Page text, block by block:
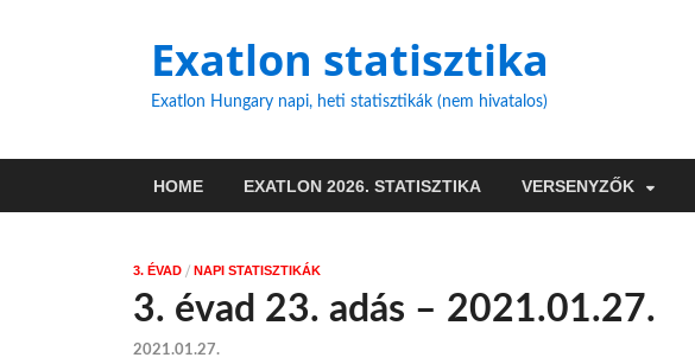
Exatlon statisztika
Exatlon Hungary napi, heti statisztikák (nem hivatalos)
HOME EXATLON 2026. STATISZTIKA VERSENYZŐK
3. ÉVAD / NAPI STATISZTIKÁK
3. évad 23. adás – 2021.01.27.
2021.01.27.